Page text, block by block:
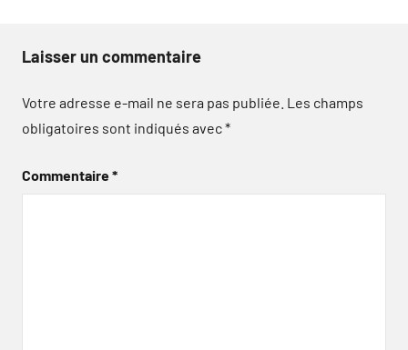
Laisser un commentaire
Votre adresse e-mail ne sera pas publiée. Les champs
obligatoires sont indiqués avec*
Commentaire*